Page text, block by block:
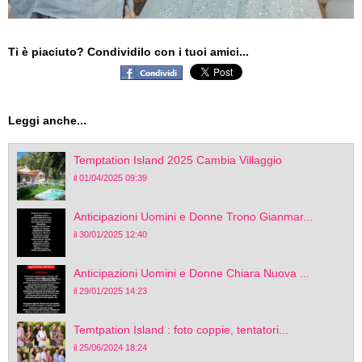
Ti è piaciuto? Condividilo con i tuoi amici...
Leggi anche...
Temptation Island 2025 Cambia Villaggio
il 01/04/2025 09:39
Anticipazioni Uomini e Donne Trono Gianmar...
il 30/01/2025 12:40
Anticipazioni Uomini e Donne Chiara Nuova ...
il 29/01/2025 14:23
Temtpation Island : foto coppie, tentatori...
il 25/06/2024 18:24